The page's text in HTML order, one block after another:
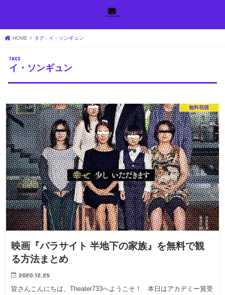
HOME タグ : イ・ソンギュン
イ・ソンギュン
無料視聴
映画『パラサイト 半地下の家族』を無料で観
る方法まとめ
2020.12.25
皆さんこんにちは、Theater733へようこそ！ 本日はアカデミー賞受